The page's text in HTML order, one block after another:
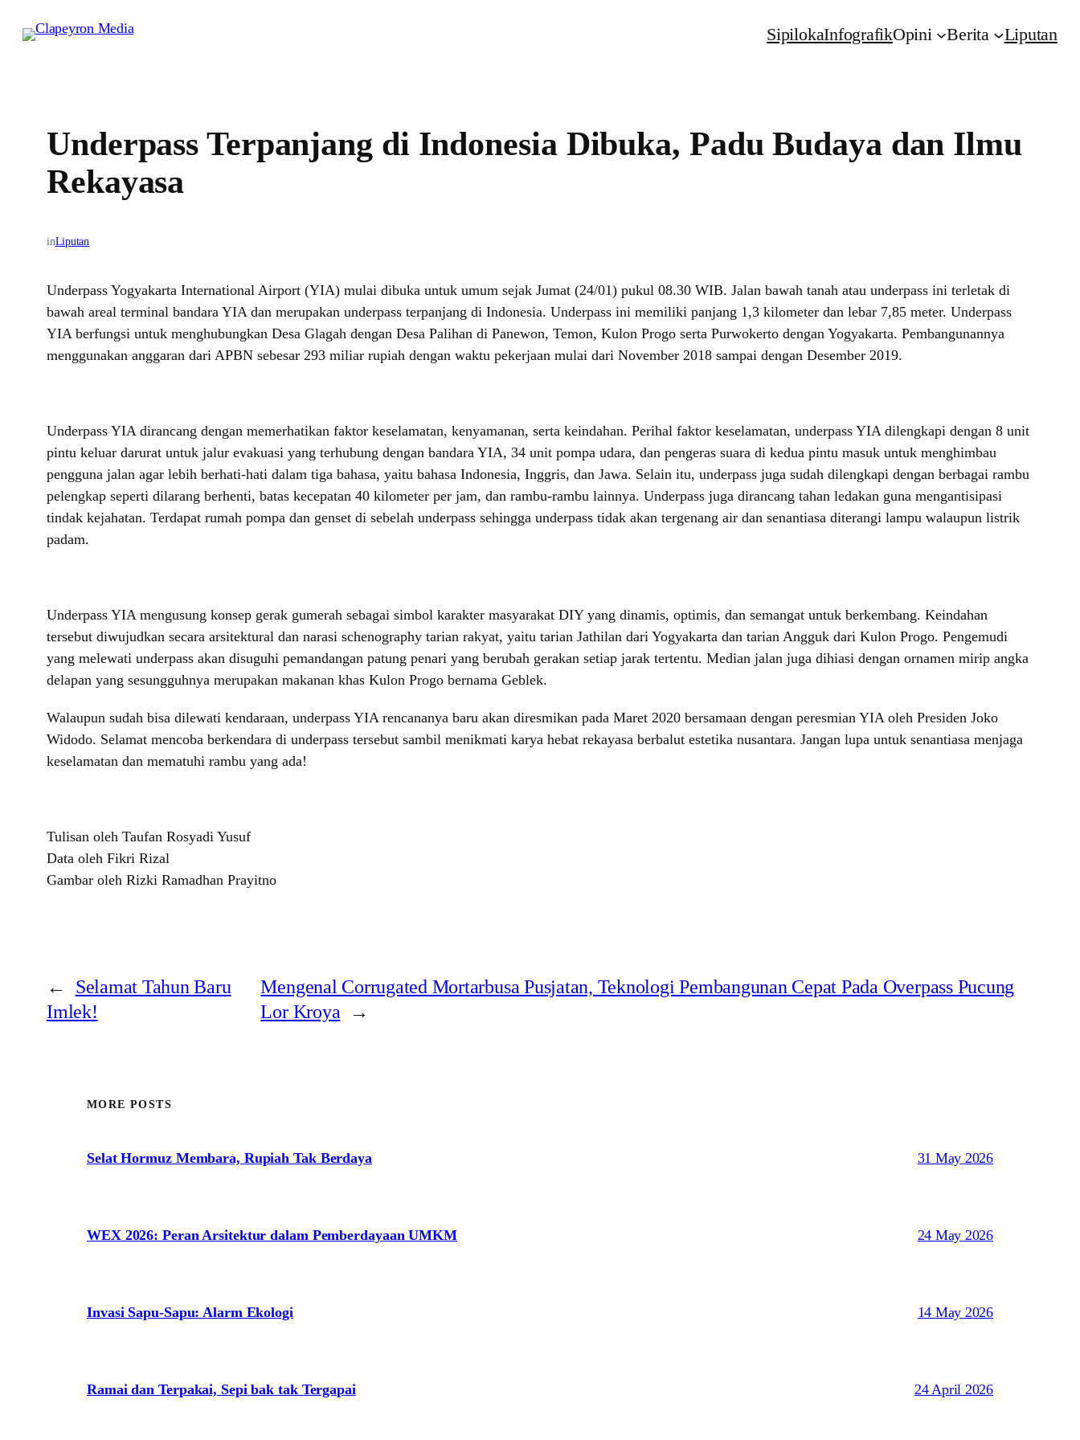
SipilokaInfografikOpini Berita Liputan
Underpass Terpanjang di Indonesia Dibuka, Padu Budaya dan Ilmu
Rekayasa
inLiputan
Underpass Yogyakarta International Airport (YIA) mulai dibuka untuk umum sejak Jumat (24/01) pukul 08.30 WIB. Jalan bawah tanah atau underpass ini terletak di
bawah areal terminal bandara YIA dan merupakan underpass terpanjang di Indonesia. Underpass ini memiliki panjang 1,3 kilometer dan lebar 7,85 meter. Underpass
YIA berfungsi untuk menghubungkan Desa Glagah dengan Desa Palihan di Panewon, Temon, Kulon Progo serta Purwokerto dengan Yogyakarta. Pembangunannya
menggunakan anggaran dari APBN sebesar 293 miliar rupiah dengan waktu pekerjaan mulai dari November 2018 sampai dengan Desember 2019.
Underpass YIA dirancang dengan memerhatikan faktor keselamatan, kenyamanan, serta keindahan. Perihal faktor keselamatan, underpass YIA dilengkapi dengan 8 unit
pintu keluar darurat untuk jalur evakuasi yang terhubung dengan bandara YIA, 34 unit pompa udara, dan pengeras suara di kedua pintu masuk untuk menghimbau
pengguna jalan agar lebih berhati-hati dalam tiga bahasa, yaitu bahasa Indonesia, Inggris, dan Jawa. Selain itu, underpass juga sudah dilengkapi dengan berbagai rambu
pelengkap seperti dilarang berhenti, batas kecepatan 40 kilometer per jam, dan rambu-rambu lainnya. Underpass juga dirancang tahan ledakan guna mengantisipasi
tindak kejahatan. Terdapat rumah pompa dan genset di sebelah underpass sehingga underpass tidak akan tergenang air dan senantiasa diterangi lampu walaupun listrik
padam.
Underpass YIA mengusung konsep gerak gumerah sebagai simbol karakter masyarakat DIY yang dinamis, optimis, dan semangat untuk berkembang. Keindahan
tersebut diwujudkan secara arsitektural dan narasi schenography tarian rakyat, yaitu tarian Jathilan dari Yogyakarta dan tarian Angguk dari Kulon Progo. Pengemudi
yang melewati underpass akan disuguhi pemandangan patung penari yang berubah gerakan setiap jarak tertentu. Median jalan juga dihiasi dengan ornamen mirip angka
delapan yang sesungguhnya merupakan makanan khas Kulon Progo bernama Geblek.
Walaupun sudah bisa dilewati kendaraan, underpass YIA rencananya baru akan diresmikan pada Maret 2020 bersamaan dengan peresmian YIA oleh Presiden Joko
Widodo. Selamat mencoba berkendara di underpass tersebut sambil menikmati karya hebat rekayasa berbalut estetika nusantara. Jangan lupa untuk senantiasa menjaga
keselamatan dan mematuhi rambu yang ada!
Tulisan oleh Taufan Rosyadi Yusuf
Data oleh Fikri Rizal
Gambar oleh Rizki Ramadhan Prayitno
←
Selamat Tahun Baru
Imlek!
Mengenal Corrugated Mortarbusa Pusjatan, Teknologi Pembangunan Cepat Pada Overpass Pucung
Lor Kroya
→
MORE POSTS
Selat Hormuz Membara, Rupiah Tak Berdaya 31 May 2026
WEX 2026: Peran Arsitektur dalam Pemberdayaan UMKM 24 May 2026
Invasi Sapu-Sapu: Alarm Ekologi 14 May 2026
Ramai dan Terpakai, Sepi bak tak Tergapai 24 April 2026